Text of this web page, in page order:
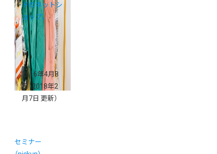
ドのネットシ
ョップ。
2016年4月8
日（2018年2
月7日 更新）
セミナー